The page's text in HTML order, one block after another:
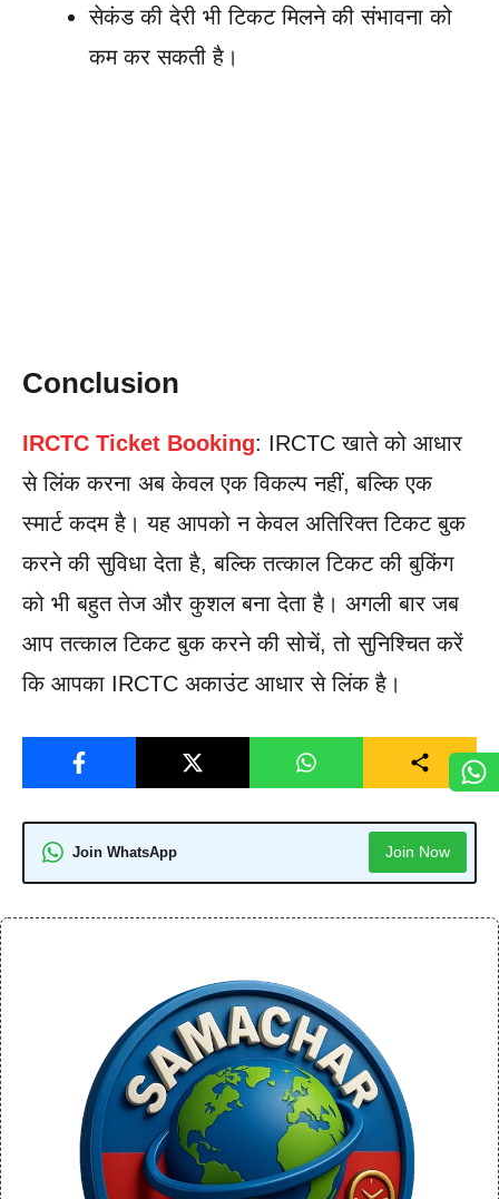
सेकंड की देरी भी टिकट मिलने की संभावना को
कम कर सकती है।
Conclusion
IRCTC Ticket Booking: IRCTC खाते को आधार
से लिंक करना अब केवल एक विकल्प नहीं, बल्कि एक
स्मार्ट कदम है। यह आपको न केवल अतिरिक्त टिकट बुक
करने की सुविधा देता है, बल्कि तत्काल टिकट की बुकिंग
को भी बहुत तेज और कुशल बना देता है। अगली बार जब
आप तत्काल टिकट बुक करने की सोचें, तो सुनिश्चित करें
कि आपका IRCTC अकाउंट आधार से लिंक है।
Join WhatsApp Join Now